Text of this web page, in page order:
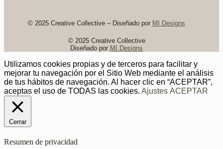
© 2025 Creative Collective – Diseñado por MI Designs
© 2025 Creative Collective
Diseñado por MI Designs
Utilizamos cookies propias y de terceros para facilitar y
mejorar tu navegación por el Sitio Web mediante el análisis
de tus hábitos de navegación. Al hacer clic en “ACEPTAR”,
aceptas el uso de TODAS las cookies. Ajustes ACEPTAR
Cerrar
Resumen de privacidad